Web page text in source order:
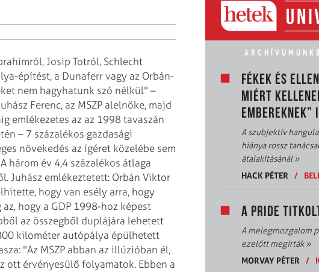
Josip Totról, Schlecht
építést, a Dunaferr vagy az Orbán-
nem hagyhatunk szó nélkül" –
Ferenc, az MSZP alelnöke, majd
emlékezetes az az 1998 tavaszán
– 7 százalékos gazdasági
növekedés az ígéret közelébe sem
három év 4,4 százalékos átlaga
Juhász emlékeztetett: Orbán Viktor
hogy van esély arra, hogy
hogy a GDP 1998-hoz képest
az összegből duplájára lehetett
kilométer autópálya épülhetett
"Az MSZP abban az illúzióban él,
ott érvényesülő folyamatok. Ebben a
FÉKEK ÉS
MIÉRT
EMBEREKNEK”
A szubjektív
hiánya rossz
átalakításánál»
HACK PÉTER
/
A PRIDE
A melegmozgalom
ezelőtt megírták»
MORVAY PÉTER
/